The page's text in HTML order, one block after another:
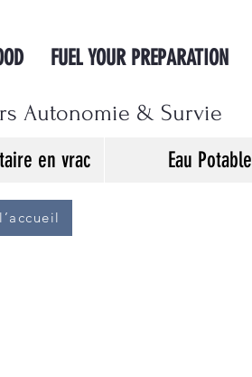
FUEL YOUR PREPARATION
Autonomie & Survie
en vrac Eau Potable